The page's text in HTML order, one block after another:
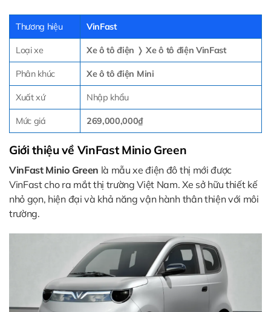
Thương hiệu VinFast
Loại xe Xe ô tô điện ❭Xe ô tô điện VinFast
Phân khúc Xe ô tô điện Mini
Xuất xứ Nhập khẩu
Mức giá 269,000,000₫
Giới thiệu về VinFast Minio Green
VinFast Minio Green là mẫu xe điện đô thị mới được
VinFast cho ra mắt thị trường Việt Nam. Xe sở hữu thiết kế
nhỏ gọn, hiện đại và khả năng vận hành thân thiện với môi
trường.